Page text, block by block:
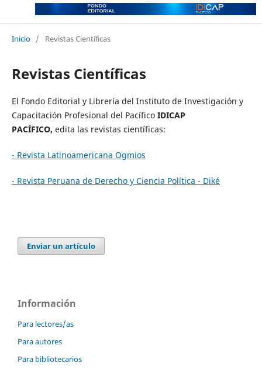
Inicio / Revistas Científicas
Revistas Científicas
El Fondo Editorial y Librería del Instituto de Investigación y
Capacitación Profesional del Pacífico IDICAP
PACÍFICO, edita las revistas científicas:
- Revista Latinoamericana Ogmios
- Revista Peruana de Derecho y Ciencia Política - Diké
Enviar un artículo
Información
Para lectores/as
Para autores
Para bibliotecarios